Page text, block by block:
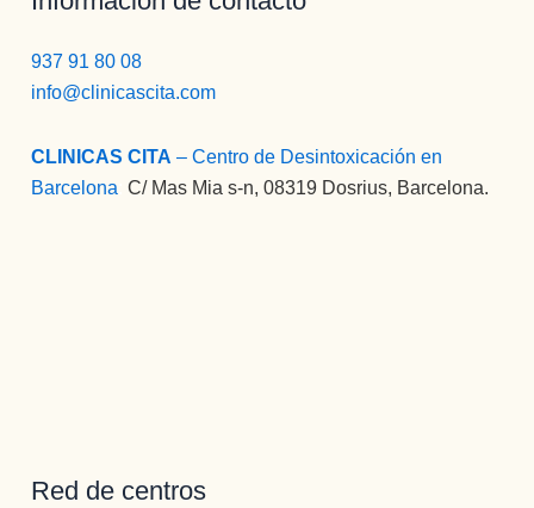
937 91 80 08
info@clinicascita.com
CLINICAS CITA – Centro de Desintoxicación en
Barcelona :C/ Mas Mia s-n, 08319 Dosrius, Barcelona.
Red de centros